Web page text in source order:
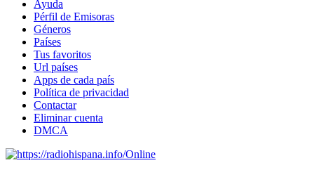
Ayuda
Pérfil de Emisoras
Géneros
Países
Tus favoritos
Url países
Apps de cada país
Política de privacidad
Contactar
Eliminar cuenta
DMCA
Online